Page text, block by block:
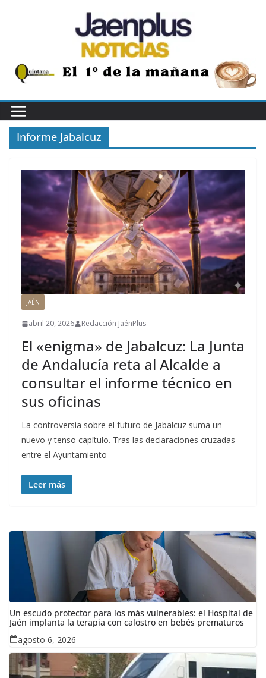
Informe Jabalcuz
JAÉN
abril 20, 2026 Redacción JaénPlus
El «enigma» de Jabalcuz: La Junta
de Andalucía reta al Alcalde a
consultar el informe técnico en
sus oficinas
La controversia sobre el futuro de Jabalcuz suma un
nuevo y tenso capítulo. Tras las declaraciones cruzadas
entre el Ayuntamiento
Leer más
Un escudo protector para los más vulnerables: el Hospital de
Jaén implanta la terapia con calostro en bebés prematuros
agosto 6, 2026